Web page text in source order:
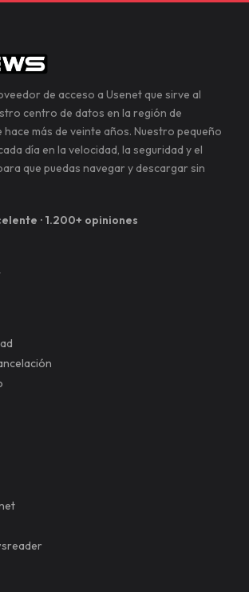
de acceso a Usenet que sirve al
centro de datos en la región de
hace más de veinte años. Nuestro pequeño
día en la velocidad, la seguridad y el
que puedas navegar y descargar sin
· 1.200+ opiniones